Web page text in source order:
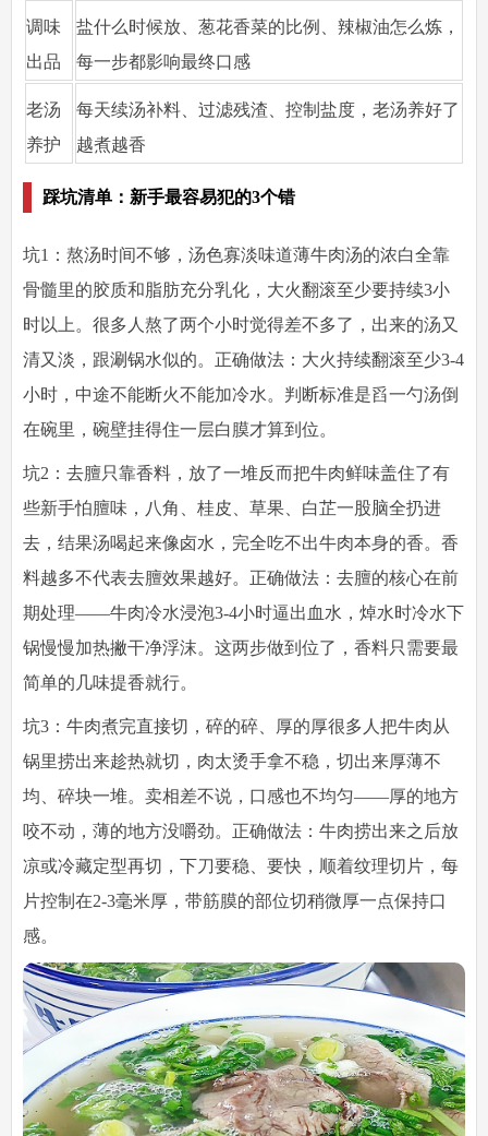
调味
出品
盐什么时候放、葱花香菜的比例、辣椒油怎么炼，
每一步都影响最终口感
老汤
养护
每天续汤补料、过滤残渣、控制盐度，老汤养好了
越煮越香
踩坑清单：新手最容易犯的3个错
坑1：熬汤时间不够，汤色寡淡味道薄牛肉汤的浓白全靠
骨髓里的胶质和脂肪充分乳化，大火翻滚至少要持续3小
时以上。很多人熬了两个小时觉得差不多了，出来的汤又
清又淡，跟涮锅水似的。 正确做法 ：大火持续翻滚至少3-4
小时，中途不能断火不能加冷水。判断标准是舀一勺汤倒
在碗里，碗壁挂得住一层白膜才算到位。
坑2：去膻只靠香料，放了一堆反而把牛肉鲜味盖住了有
些新手怕膻味，八角、桂皮、草果、白芷一股脑全扔进
去，结果汤喝起来像卤水，完全吃不出牛肉本身的香。香
料越多不代表去膻效果越好。 正确做法 ：去膻的核心在前
期处理——牛肉冷水浸泡3-4小时逼出血水，焯水时冷水下
锅慢慢加热撇干净浮沫。这两步做到位了，香料只需要最
简单的几味提香就行。
坑3：牛肉煮完直接切，碎的碎、厚的厚很多人把牛肉从
锅里捞出来趁热就切，肉太烫手拿不稳，切出来厚薄不
均、碎块一堆。卖相差不说，口感也不均匀——厚的地方
咬不动，薄的地方没嚼劲。 正确做法 ：牛肉捞出来之后放
凉或冷藏定型再切，下刀要稳、要快，顺着纹理切片，每
片控制在2-3毫米厚，带筋膜的部位切稍微厚一点保持口
感。